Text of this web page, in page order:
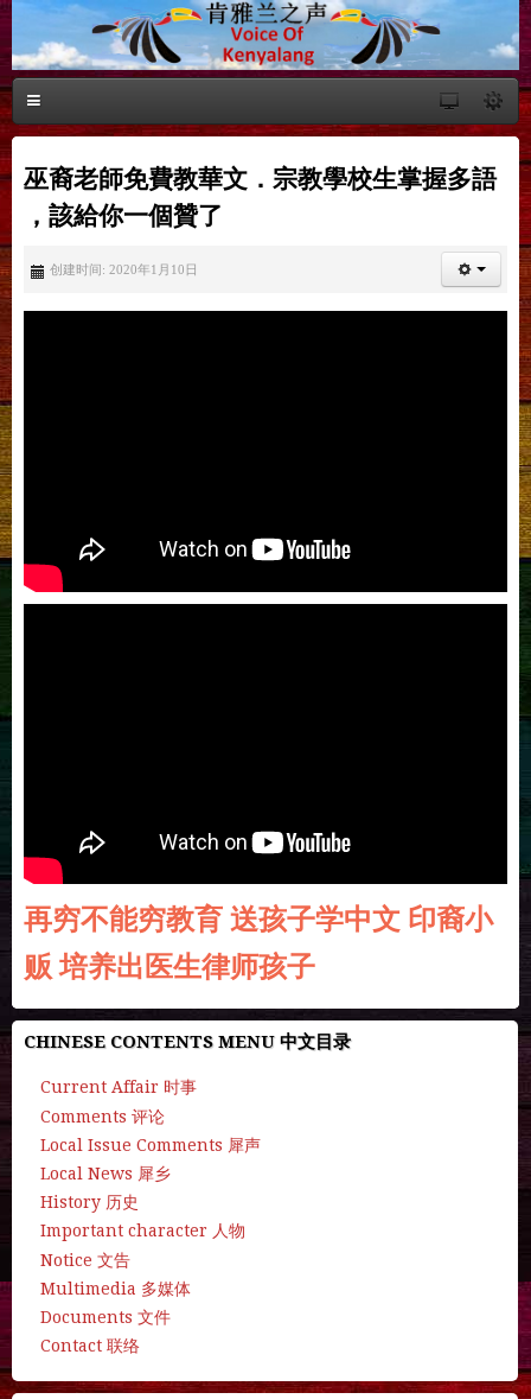
巫裔老師免費教華文．宗教學校生掌握多語
，該給你一個贊了
创建时间: 2020年1月10日
再穷不能穷教育 送孩子学中文 印裔小
贩 培养出医生律师孩子
CHINESE CONTENTS MENU 中文目录
Current Affair 时事
Comments 评论
Local Issue Comments 犀声
Local News 犀乡
History 历史
Important character 人物
Notice 文告
Multimedia 多媒体
Documents 文件
Contact 联络